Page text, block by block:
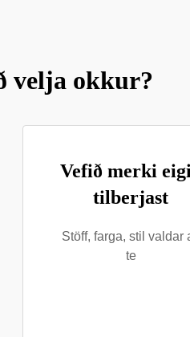
velja okkur?
Vefið merki
tilberjast
Stöff, farga, stil valdar
te